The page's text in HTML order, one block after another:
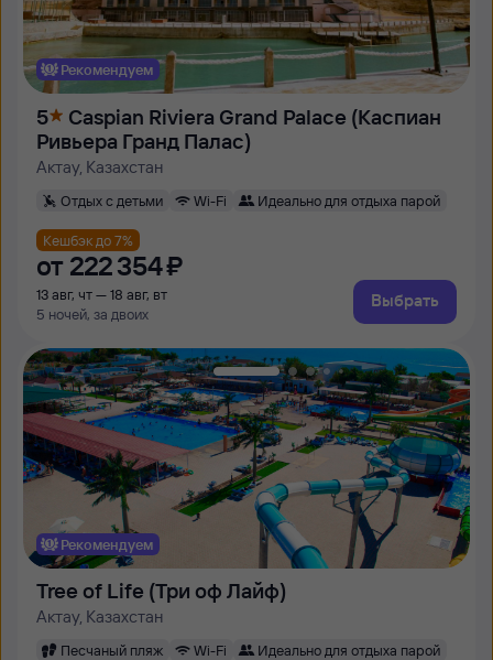
Рекомендуем
5
Caspian Riviera Grand Palace (Каспиан
Ривьера Гранд Палас)
Актау, Казахстан
Отдых с детьми Wi-Fi Идеально для отдыха парой
Кешбэк до 7%
от 222 ⁠354 ⁠₽
13 авг, чт — 18 авг, вт
5 ночей, за двоих
Выбрать
Рекомендуем
Tree of Life (Три оф Лайф)
Актау, Казахстан
Песчаный пляж Wi-Fi Идеально для отдыха парой